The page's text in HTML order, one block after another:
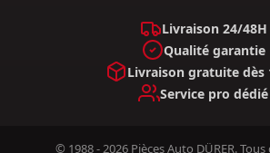
Livraison 24/48H
Qualité garantie
Livraison gratuite dès
Service pro dédié
© 1988 - 2026 Pièces Auto DÜRER.